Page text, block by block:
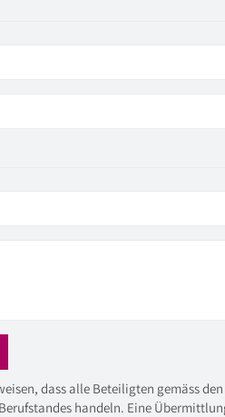
dass alle Beteiligten gemäss den
handeln. Eine